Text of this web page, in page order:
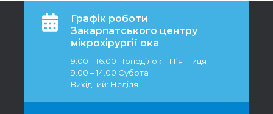
Графік роботи
Закарпатського центру
мікрохірургії ока
9.00 – 16.00 Понеділок – П’ятниця
9.00 – 14.00 Субота
Вихідний: Неділя